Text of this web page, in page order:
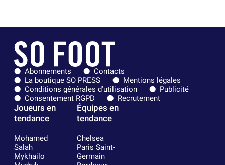
Abonnements
Contacts
La boutique SO PRESS
Mentions légales
Conditions générales d'utilisation
Publicité
Consentement RGPD
Recrutement
Joueurs en
tendance
Mohamed
Salah
Mykhailo
Équipes en
tendance
Chelsea
Paris Saint-
Germain